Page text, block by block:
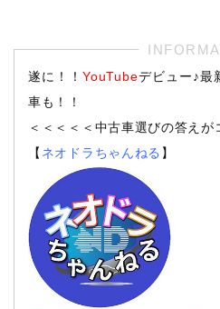
遂に！！YouTubeデビュー♪最
車も！！
＜＜＜＜＜中古車選びの答えが
【 ネオドラちゃんねる 】